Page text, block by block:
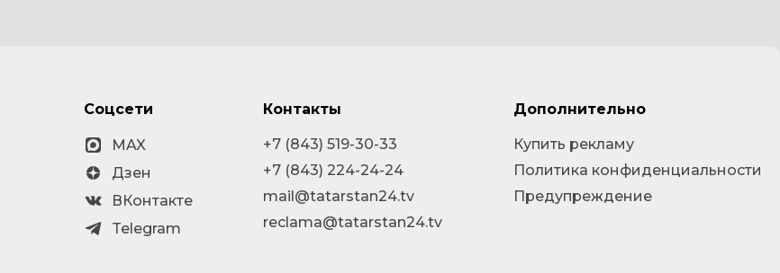
Соцсети
MAX
Дзен
ВКонтакте
Telegram
Контакты
+7 (843) 519-30-33
+7 (843) 224-24-24
mail@tatarstan24.tv
reclama@tatarstan24.tv
Дополнительно
Купить рекламу
Политика конфиденциальности
Предупреждение